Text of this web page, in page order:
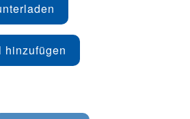
hinzufügen